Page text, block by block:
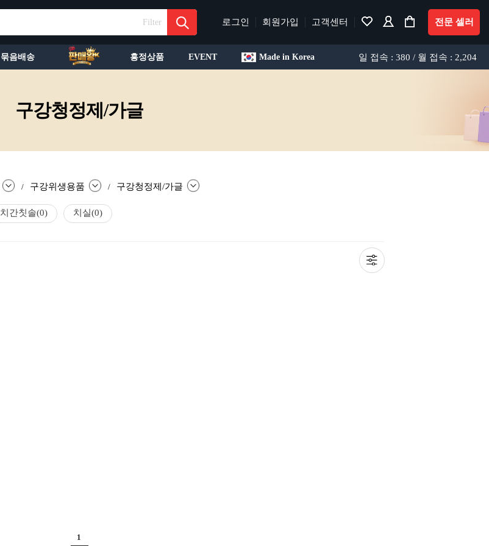
Filter 로그인 회원가입 고객센터 전문 셀러
묶음배송 흥정상품 EVENT Made in Korea 일 접속 : 380 / 월 접속 : 2,204
구강청정제/가글
/ 구강위생용품 / 구강청정제/가글
치간칫솔(0) 치실(0)
1